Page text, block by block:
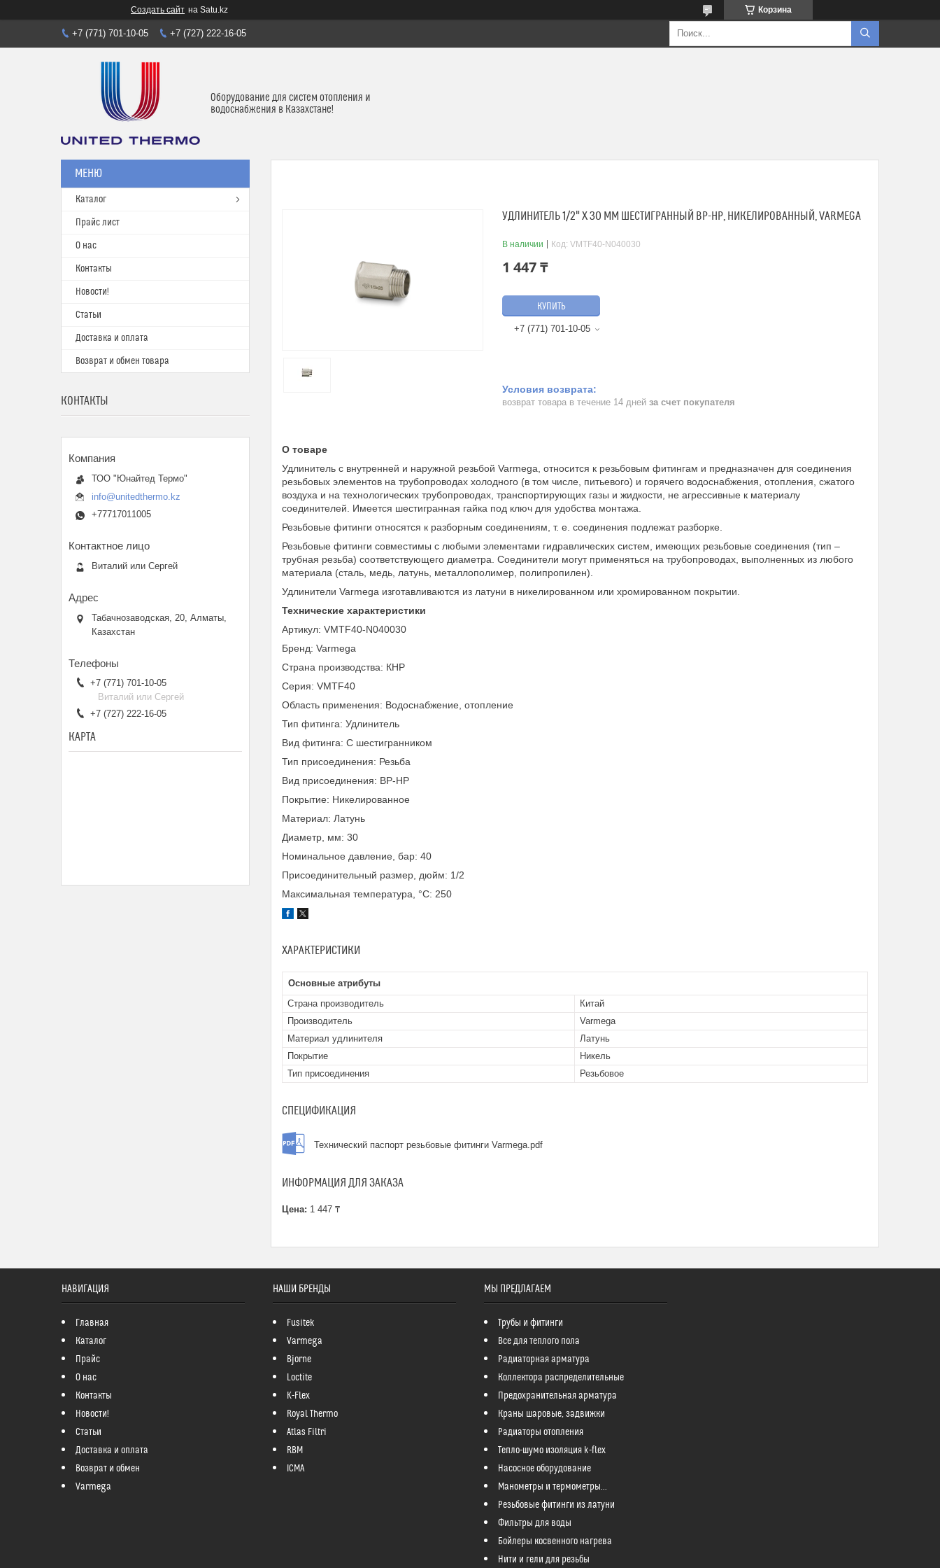
Создать сайт на Satu.kz Корзина
+7 (771) 701-10-05 +7 (727) 222-16-05
Оборудование для систем отопления и
водоснабжения в Казахстане!
УДЛИНИТЕЛЬ 1/2" X 30 ММ ШЕСТИГРАННЫЙ ВР-НР, НИКЕЛИРОВАННЫЙ, VARMEGA
В наличии Код: VMTF40-N040030
1 447 ₸
КУПИТЬ
+7 (771) 701-10-05
возврат товара в течение 14 дней за счет покупателя
О товаре
Удлинитель с внутренней и наружной резьбой Varmega, относится к резьбовым фитингам и предназначен для соединения
резьбовых элементов на трубопроводах холодного (в том числе, питьевого) и горячего водоснабжения, отопления, сжатого
воздуха и на технологических трубопроводах, транспортирующих газы и жидкости, не агрессивные к материалу
соединителей. Имеется шестигранная гайка под ключ для удобства монтажа.
Резьбовые фитинги относятся к разборным соединениям, т. е. соединения подлежат разборке.
Резьбовые фитинги совместимы с любыми элементами гидравлических систем, имеющих резьбовые соединения (тип –
трубная резьба) соответствующего диаметра. Соединители могут применяться на трубопроводах, выполненных из любого
материала (сталь, медь, латунь, металлополимер, полипропилен).
Удлинители Varmega изготавливаются из латуни в никелированном или хромированном покрытии.
Технические характеристики
Артикул: VMTF40-N040030
Бренд: Varmega
Страна производства: КНР
Серия: VMTF40
Область применения: Водоснабжение, отопление
Тип фитинга: Удлинитель
Вид фитинга: С шестигранником
Тип присоединения: Резьба
Вид присоединения: ВР-НР
Покрытие: Никелированное
Материал: Латунь
Диаметр, мм: 30
Номинальное давление, бар: 40
Присоединительный размер, дюйм: 1/2
Максимальная температура, °С: 250
ХАРАКТЕРИСТИКИ
Основные атрибуты
Страна производитель
Китай
Производитель
Varmega
Материал удлинителя
Латунь
Покрытие
Никель
Тип присоединения
Резьбовое
СПЕЦИФИКАЦИЯ
Технический паспорт резьбовые фитинги Varmega.pdf
ИНФОРМАЦИЯ ДЛЯ ЗАКАЗА
Цена: 1 447 ₸
Каталог
Прайс лист
О нас
Контакты
Новости!
Статьи
Доставка и оплата
Возврат и обмен товара
КОНТАКТЫ
ТОО "Юнайтед Термо"
info@unitedthermo.kz
+77717011005
Виталий или Сергей
Табачнозаводская, 20, Алматы,
Казахстан
+7 (771) 701-10-05
Виталий или Сергей
+7 (727) 222-16-05
КАРТА
НАВИГАЦИЯ
Главная
Каталог
Прайс
О нас
Контакты
Новости!
Статьи
Доставка и оплата
Возврат и обмен
Varmega
НАШИ БРЕНДЫ
Fusitek
Varmega
Bjorne
Loctite
K-Flex
Royal Thermo
Atlas Filtri
RBM
ICMA
МЫ ПРЕДЛАГАЕМ
Трубы и фитинги
Все для теплого пола
Радиаторная арматура
Коллектора распределительные
Предохранительная арматура
Краны шаровые, задвижки
Радиаторы отопления
Тепло-шумо изоляция k-flex
Насосное оборудование
Манометры и термометры...
Резьбовые фитинги из латуни
Фильтры для воды
Бойлеры косвенного нагрева
Нити и гели для резьбы